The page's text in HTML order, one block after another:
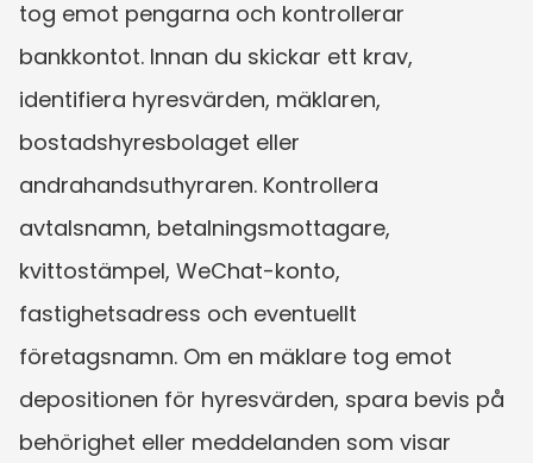
tog emot pengarna och kontrollerar
bankkontot. Innan du skickar ett krav,
identifiera hyresvärden, mäklaren,
bostadshyresbolaget eller
andrahandsuthyraren. Kontrollera
avtalsnamn, betalningsmottagare,
kvittostämpel, WeChat-konto,
fastighetsadress och eventuellt
företagsnamn. Om en mäklare tog emot
depositionen för hyresvärden, spara bevis på
behörighet eller meddelanden som visar